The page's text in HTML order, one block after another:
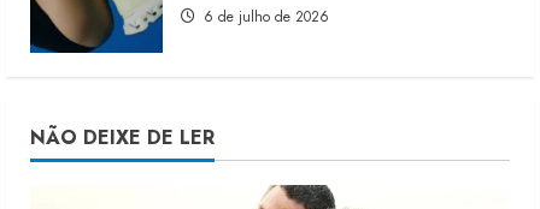
6 de julho de 2026
NÃO DEIXE DE LER